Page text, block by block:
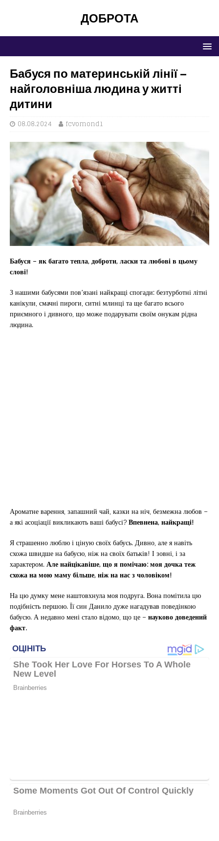
ДОБРОТА
Бабуся по материнській лінії –
найголовніша людина у житті
дитини
08.08.2024 fcvomond1
Бабуся – як багато тепла, доброти, ласки та любові в цьому
слові!
З нашими бабусями пов’язані найкращі спогади: безтурботні літні
канікули, смачні пироги, ситні млинці та ще багато всього
приємного і дивного, що може подарувати своїм онукам рідна
людина.
Ароматне варення, запашний чай, казки на ніч, безмежна любов –
а які асоціації викликають ваші бабусі?Впевнена, найкращі!
Я страшенно люблю і ціную своїх бабусь. Дивно, але я навіть
схожа швидше на бабусю, ніж на своїх батьків! І зовні, і за
характером.Але найцікавіше, що я помічаю: моя дочка теж
схожа на мою маму більше, ніж на нас з чоловіком!
На цю думку мене наштовхнула моя подруга. Вона помітила цю
подібність першою. Її син Данило дуже нагадував поведінкою
бабусю. А недавно мені стало відомо, що це –науково доведений
факт.